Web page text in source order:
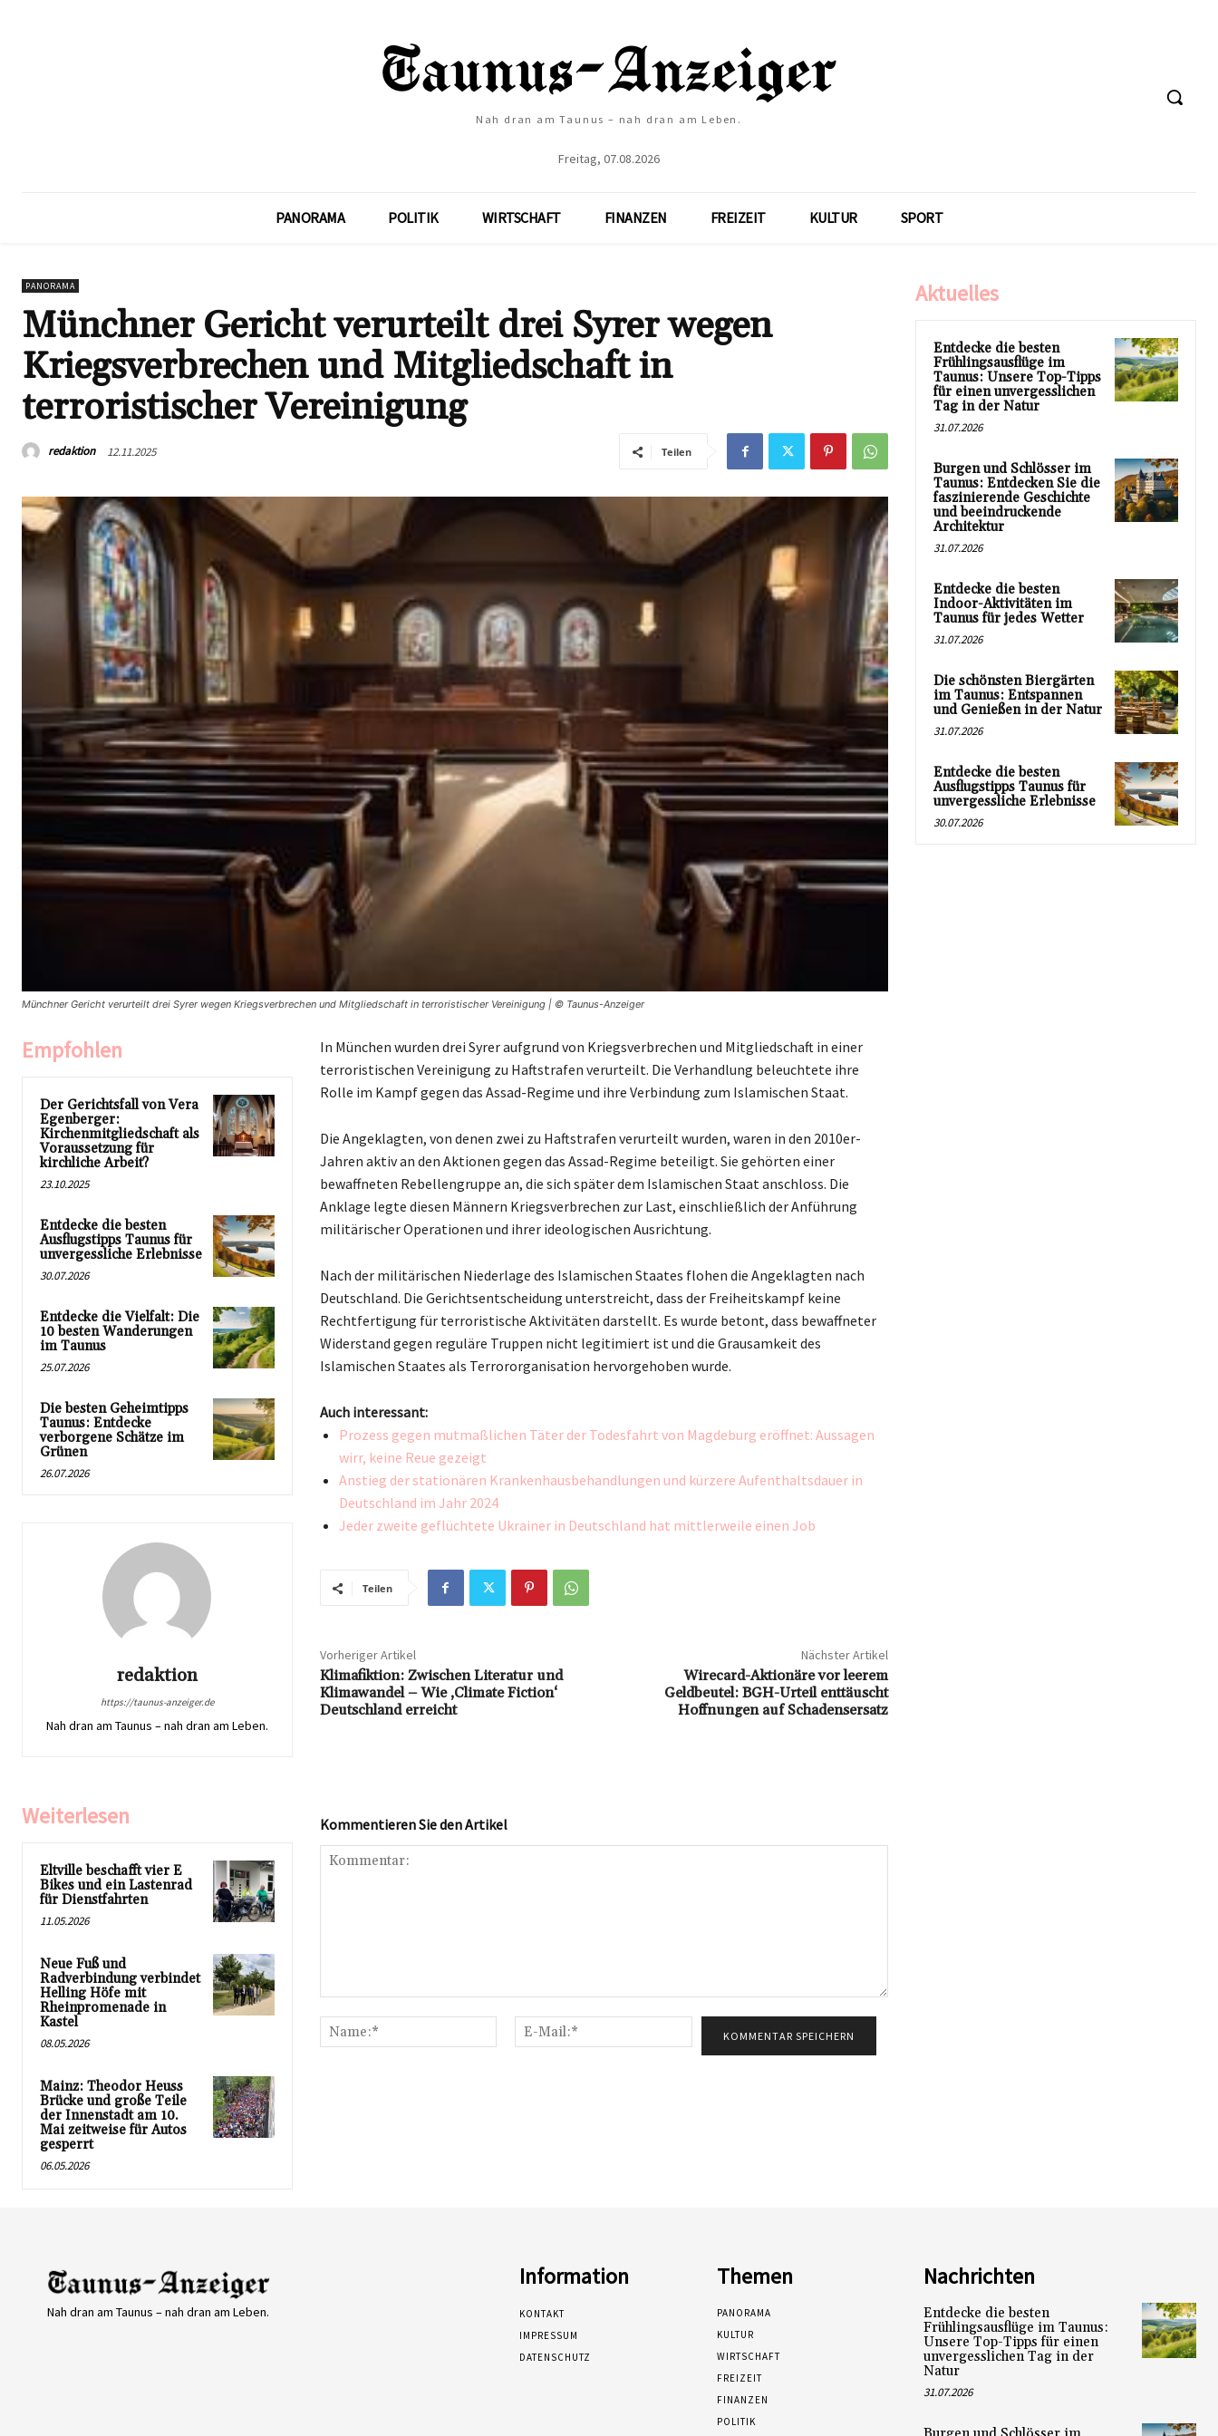
Nah dran am Taunus – nah dran am Leben.
Freitag, 07.08.2026
PANORAMA POLITIK WIRTSCHAFT FINANZEN FREIZEIT KULTUR SPORT
PANORAMA
Münchner Gericht verurteilt drei Syrer wegen
Kriegsverbrechen und Mitgliedschaft in
terroristischer Vereinigung
redaktion 12.11.2025 Teilen
Münchner Gericht verurteilt drei Syrer wegen Kriegsverbrechen und Mitgliedschaft in terroristischer Vereinigung | © Taunus-Anzeiger
Empfohlen
Der Gerichtsfall von Vera
Egenberger:
Kirchenmitgliedschaft als
Voraussetzung für
kirchliche Arbeit?
23.10.2025
Entdecke die besten
Ausflugstipps Taunus für
unvergessliche Erlebnisse
30.07.2026
Entdecke die Vielfalt: Die
10 besten Wanderungen
im Taunus
25.07.2026
Die besten Geheimtipps
Taunus: Entdecke
verborgene Schätze im
Grünen
26.07.2026
redaktion
https://taunus-anzeiger.de
Nah dran am Taunus – nah dran am Leben.
In München wurden drei Syrer aufgrund von Kriegsverbrechen und Mitgliedschaft in einer
terroristischen Vereinigung zu Haftstrafen verurteilt. Die Verhandlung beleuchtete ihre
Rolle im Kampf gegen das Assad-Regime und ihre Verbindung zum Islamischen Staat.
Die Angeklagten, von denen zwei zu Haftstrafen verurteilt wurden, waren in den 2010er-
Jahren aktiv an den Aktionen gegen das Assad-Regime beteiligt. Sie gehörten einer
bewaffneten Rebellengruppe an, die sich später dem Islamischen Staat anschloss. Die
Anklage legte diesen Männern Kriegsverbrechen zur Last, einschließlich der Anführung
militärischer Operationen und ihrer ideologischen Ausrichtung.
Nach der militärischen Niederlage des Islamischen Staates flohen die Angeklagten nach
Deutschland. Die Gerichtsentscheidung unterstreicht, dass der Freiheitskampf keine
Rechtfertigung für terroristische Aktivitäten darstellt. Es wurde betont, dass bewaffneter
Widerstand gegen reguläre Truppen nicht legitimiert ist und die Grausamkeit des
Islamischen Staates als Terrororganisation hervorgehoben wurde.
Auch interessant:
Prozess gegen mutmaßlichen Täter der Todesfahrt von Magdeburg eröffnet: Aussagen
wirr, keine Reue gezeigt
Anstieg der stationären Krankenhausbehandlungen und kürzere Aufenthaltsdauer in
Deutschland im Jahr 2024
Jeder zweite geflüchtete Ukrainer in Deutschland hat mittlerweile einen Job
Teilen
Vorheriger Artikel
Klimafiktion: Zwischen Literatur und
Klimawandel – Wie ‚Climate Fiction‘
Deutschland erreicht
Nächster Artikel
Wirecard-Aktionäre vor leerem
Geldbeutel: BGH-Urteil enttäuscht
Hoffnungen auf Schadensersatz
Weiterlesen
Eltville beschafft vier E
Bikes und ein Lastenrad
für Dienstfahrten
11.05.2026
Neue Fuß und
Radverbindung verbindet
Helling Höfe mit
Rheinpromenade in
Kastel
08.05.2026
Mainz: Theodor Heuss
Brücke und große Teile
der Innenstadt am 10.
Mai zeitweise für Autos
gesperrt
06.05.2026
Kommentieren Sie den Artikel
Name:*
Mail:*
Aktuelles
Entdecke die besten
Frühlingsausflüge im
Taunus: Unsere Top-Tipps
für einen unvergesslichen
Tag in der Natur
31.07.2026
Burgen und Schlösser im
Taunus: Entdecken Sie die
faszinierende Geschichte
und beeindruckende
Architektur
31.07.2026
Entdecke die besten
Indoor-Aktivitäten im
Taunus für jedes Wetter
31.07.2026
Die schönsten Biergärten
im Taunus: Entspannen
und Genießen in der Natur
31.07.2026
Entdecke die besten
Ausflugstipps Taunus für
unvergessliche Erlebnisse
30.07.2026
Nah dran am Taunus – nah dran am Leben.
Information
KONTAKT
IMPRESSUM
DATENSCHUTZ
Themen
PANORAMA
KULTUR
WIRTSCHAFT
FREIZEIT
FINANZEN
POLITIK
Nachrichten
Entdecke die besten
Frühlingsausflüge im Taunus:
Unsere Top-Tipps für einen
unvergesslichen Tag in der
Natur
31.07.2026